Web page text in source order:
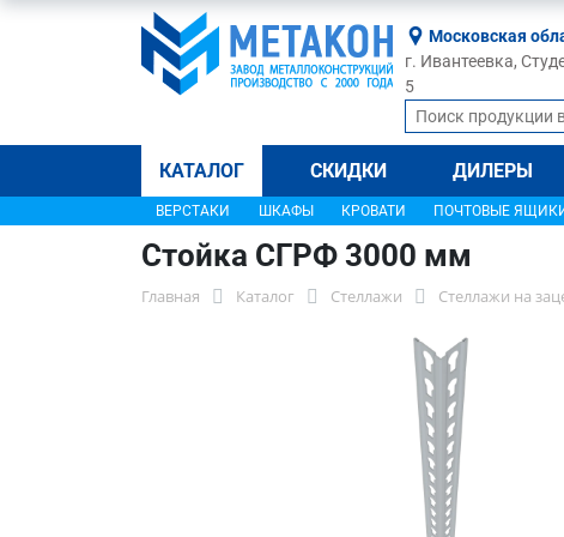
Московская
г. Ивантеевка,
5
КАТАЛОГ СКИДКИ ДИЛЕРЫ
ВЕРСТАКИ ШКАФЫ КРОВАТИ ПОЧТОВЫЕ
Стойка СГРФ 3000 мм
Главная Каталог Стеллажи Стеллажи на